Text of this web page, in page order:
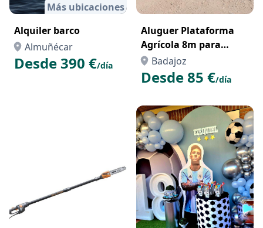
Más ubicaciones
Alquiler barco
Almuñécar
Desde 390 €/día
Aluguer Plataforma
Agrícola 8m para
Transporte de Painéis
Solares – Parques
Fotovoltaicos Portugal
Badajoz
Desde 85 €/día